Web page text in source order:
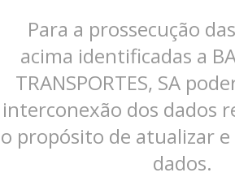
Para a prossecução
acima identificadas a
TRANSPORTES, SA
interconexão dos dados
o propósito de atualizar
dados.